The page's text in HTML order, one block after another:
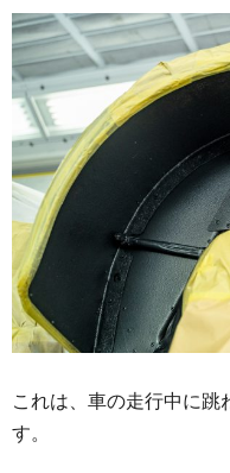
これは、車の走行中に跳
す。